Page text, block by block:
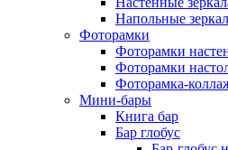
Напольные
Фоторамки
Фоторамки
Фоторамки
Фоторамка-
Мини-бары
Книга бар
Бар глобус